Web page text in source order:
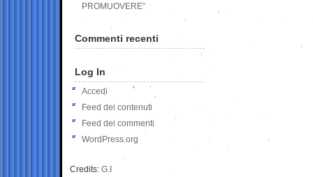
PROMUOVERE”
Commenti recenti
Log In
Accedi
Feed dei contenuti
Feed dei commenti
WordPress.org
Credits: G.I